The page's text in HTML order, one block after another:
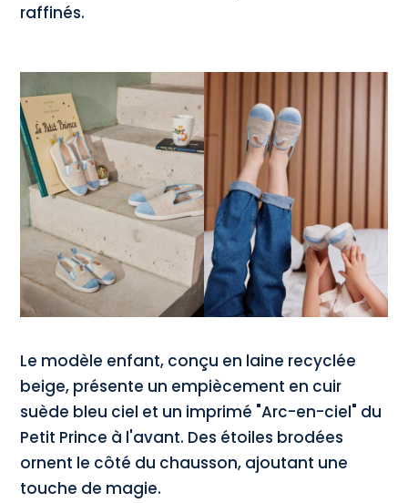
raffinés.
Le modèle enfant, conçu en laine recyclée
beige, présente un empiècement en cuir
suède bleu ciel et un imprimé "Arc-en-ciel" du
Petit Prince à l'avant. Des étoiles brodées
ornent le côté du chausson, ajoutant une
touche de magie.